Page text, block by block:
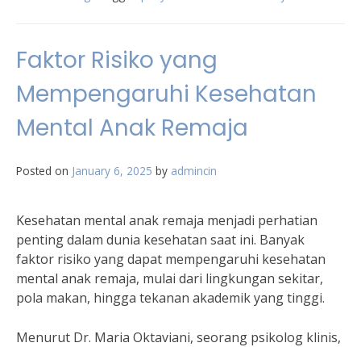
Faktor Risiko yang
Mempengaruhi Kesehatan
Mental Anak Remaja
Posted on January 6, 2025 by admincin
Kesehatan mental anak remaja menjadi perhatian
penting dalam dunia kesehatan saat ini. Banyak
faktor risiko yang dapat mempengaruhi kesehatan
mental anak remaja, mulai dari lingkungan sekitar,
pola makan, hingga tekanan akademik yang tinggi.
Menurut Dr. Maria Oktaviani, seorang psikolog klinis,